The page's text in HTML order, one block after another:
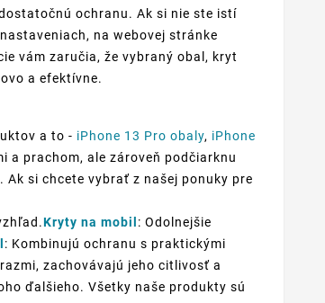
ochranu. Ak si nie ste istí
na webovej stránke
vám zaručia, že vybraný obal, kryt
a efektívne.
a to - iPhone 13 Pro obaly, iPhone
a prachom, ale zároveň podčiarknu
si chcete vybrať z našej ponuky pre
Kryty na mobil : Odolnejšie
: Kombinujú ochranu s praktickými
zachovávajú jeho citlivosť a
ďalšieho. Všetky naše produkty sú